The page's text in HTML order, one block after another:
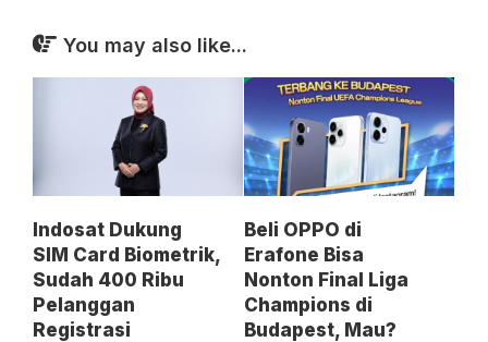
You may also like...
Indosat Dukung
SIM Card Biometrik,
Sudah 400 Ribu
Pelanggan
Registrasi
Beli OPPO di
Erafone Bisa
Nonton Final Liga
Champions di
Budapest, Mau?